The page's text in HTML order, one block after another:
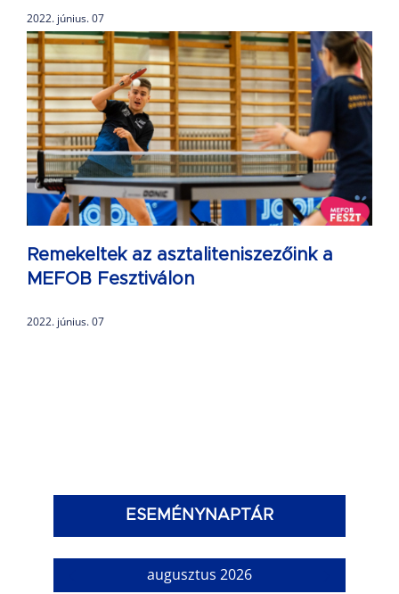
2022. június. 07
Remekeltek az asztaliteniszezőink a
MEFOB Fesztiválon
2022. június. 07
ESEMÉNYNAPTÁR
augusztus 2026